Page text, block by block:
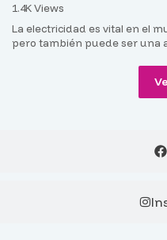
1.4K Views
La electricidad es vital en el
pero también puede ser una